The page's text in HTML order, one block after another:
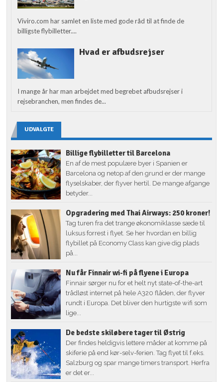
Viviro.com har samlet en liste med gode råd til at finde de
billigste flybilletter....
Hvad er afbudsrejser
I mange år har man arbejdet med begrebet afbudsrejser i
rejsebranchen, men findes de...
UDVALGTE
Billige flybilletter til Barcelona
En af de mest populære byer i Spanien er
Barcelona og netop af den grund er der mange
flyselskaber, der flyver hertil. De mange afgange
betyder...
Opgradering med Thai Airways: 250 kroner!
Tag turen fra det trange økonomiklasse sæde til
luksus forrest i flyet. Se her hvordan en billig
flybillet på Economy Class kan give dig plads
på...
Nu får Finnair wi-fi på flyene i Europa
Finnair sørger nu for et helt nyt state-of-the-art
trådløst internet på hele A320 flåden, der flyver
rundt i Europa. Det bliver den hurtigste wifi som
lige...
De bedste skiløbere tager til Østrig
Der findes heldigvis lettere måder at komme på
skiferie på end kør-selv-ferien. Tag flyet til f.eks.
Salzburg og spar mange timers transport. Herfra
er det er...